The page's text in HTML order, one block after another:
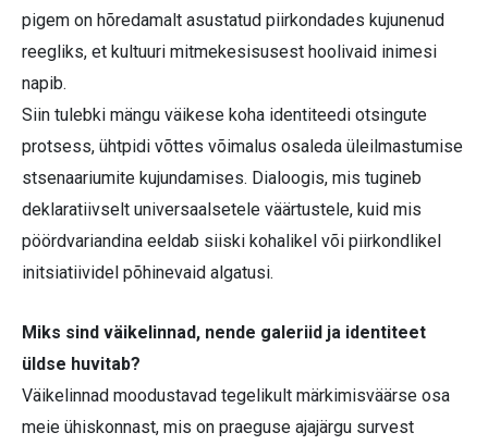
pigem on hõredamalt asustatud piirkondades kujunenud
reegliks, et kultuuri mitmekesisusest hoolivaid inimesi
napib.
Siin tulebki mängu väikese koha identiteedi otsingute
protsess, ühtpidi võttes võimalus osaleda üleilmastumise
stsenaariumite kujundamises. Dialoogis, mis tugineb
deklaratiivselt universaalsetele väärtustele, kuid mis
pöördvariandina eeldab siiski kohalikel või piirkondlikel
initsiatiividel põhinevaid algatusi.
Miks sind väikelinnad, nende galeriid ja identiteet
üldse huvitab?
Väikelinnad moodustavad tegelikult märkimisväärse osa
meie ühiskonnast, mis on praeguse ajajärgu survest